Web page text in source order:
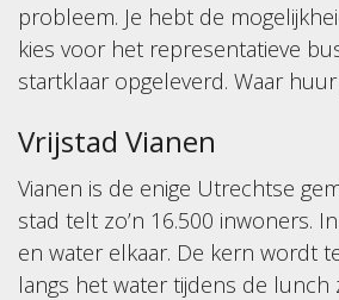
probleem. Je hebt de
kies voor het representatieve
startklaar opgeleverd. Waar
Vrijstad Vianen
Vianen is de enige Utrechtse
stad telt zo’n 16.500 inwoners.
en water elkaar. De kern wordt
langs het water tijdens de